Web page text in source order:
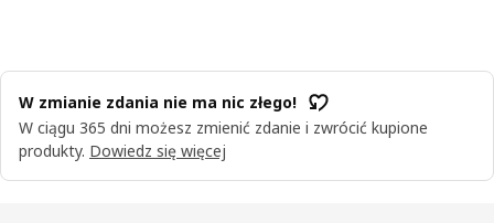
W zmianie zdania nie ma nic złego!
W ciągu 365 dni możesz zmienić zdanie i zwrócić kupione
produkty. Dowiedz się więcej